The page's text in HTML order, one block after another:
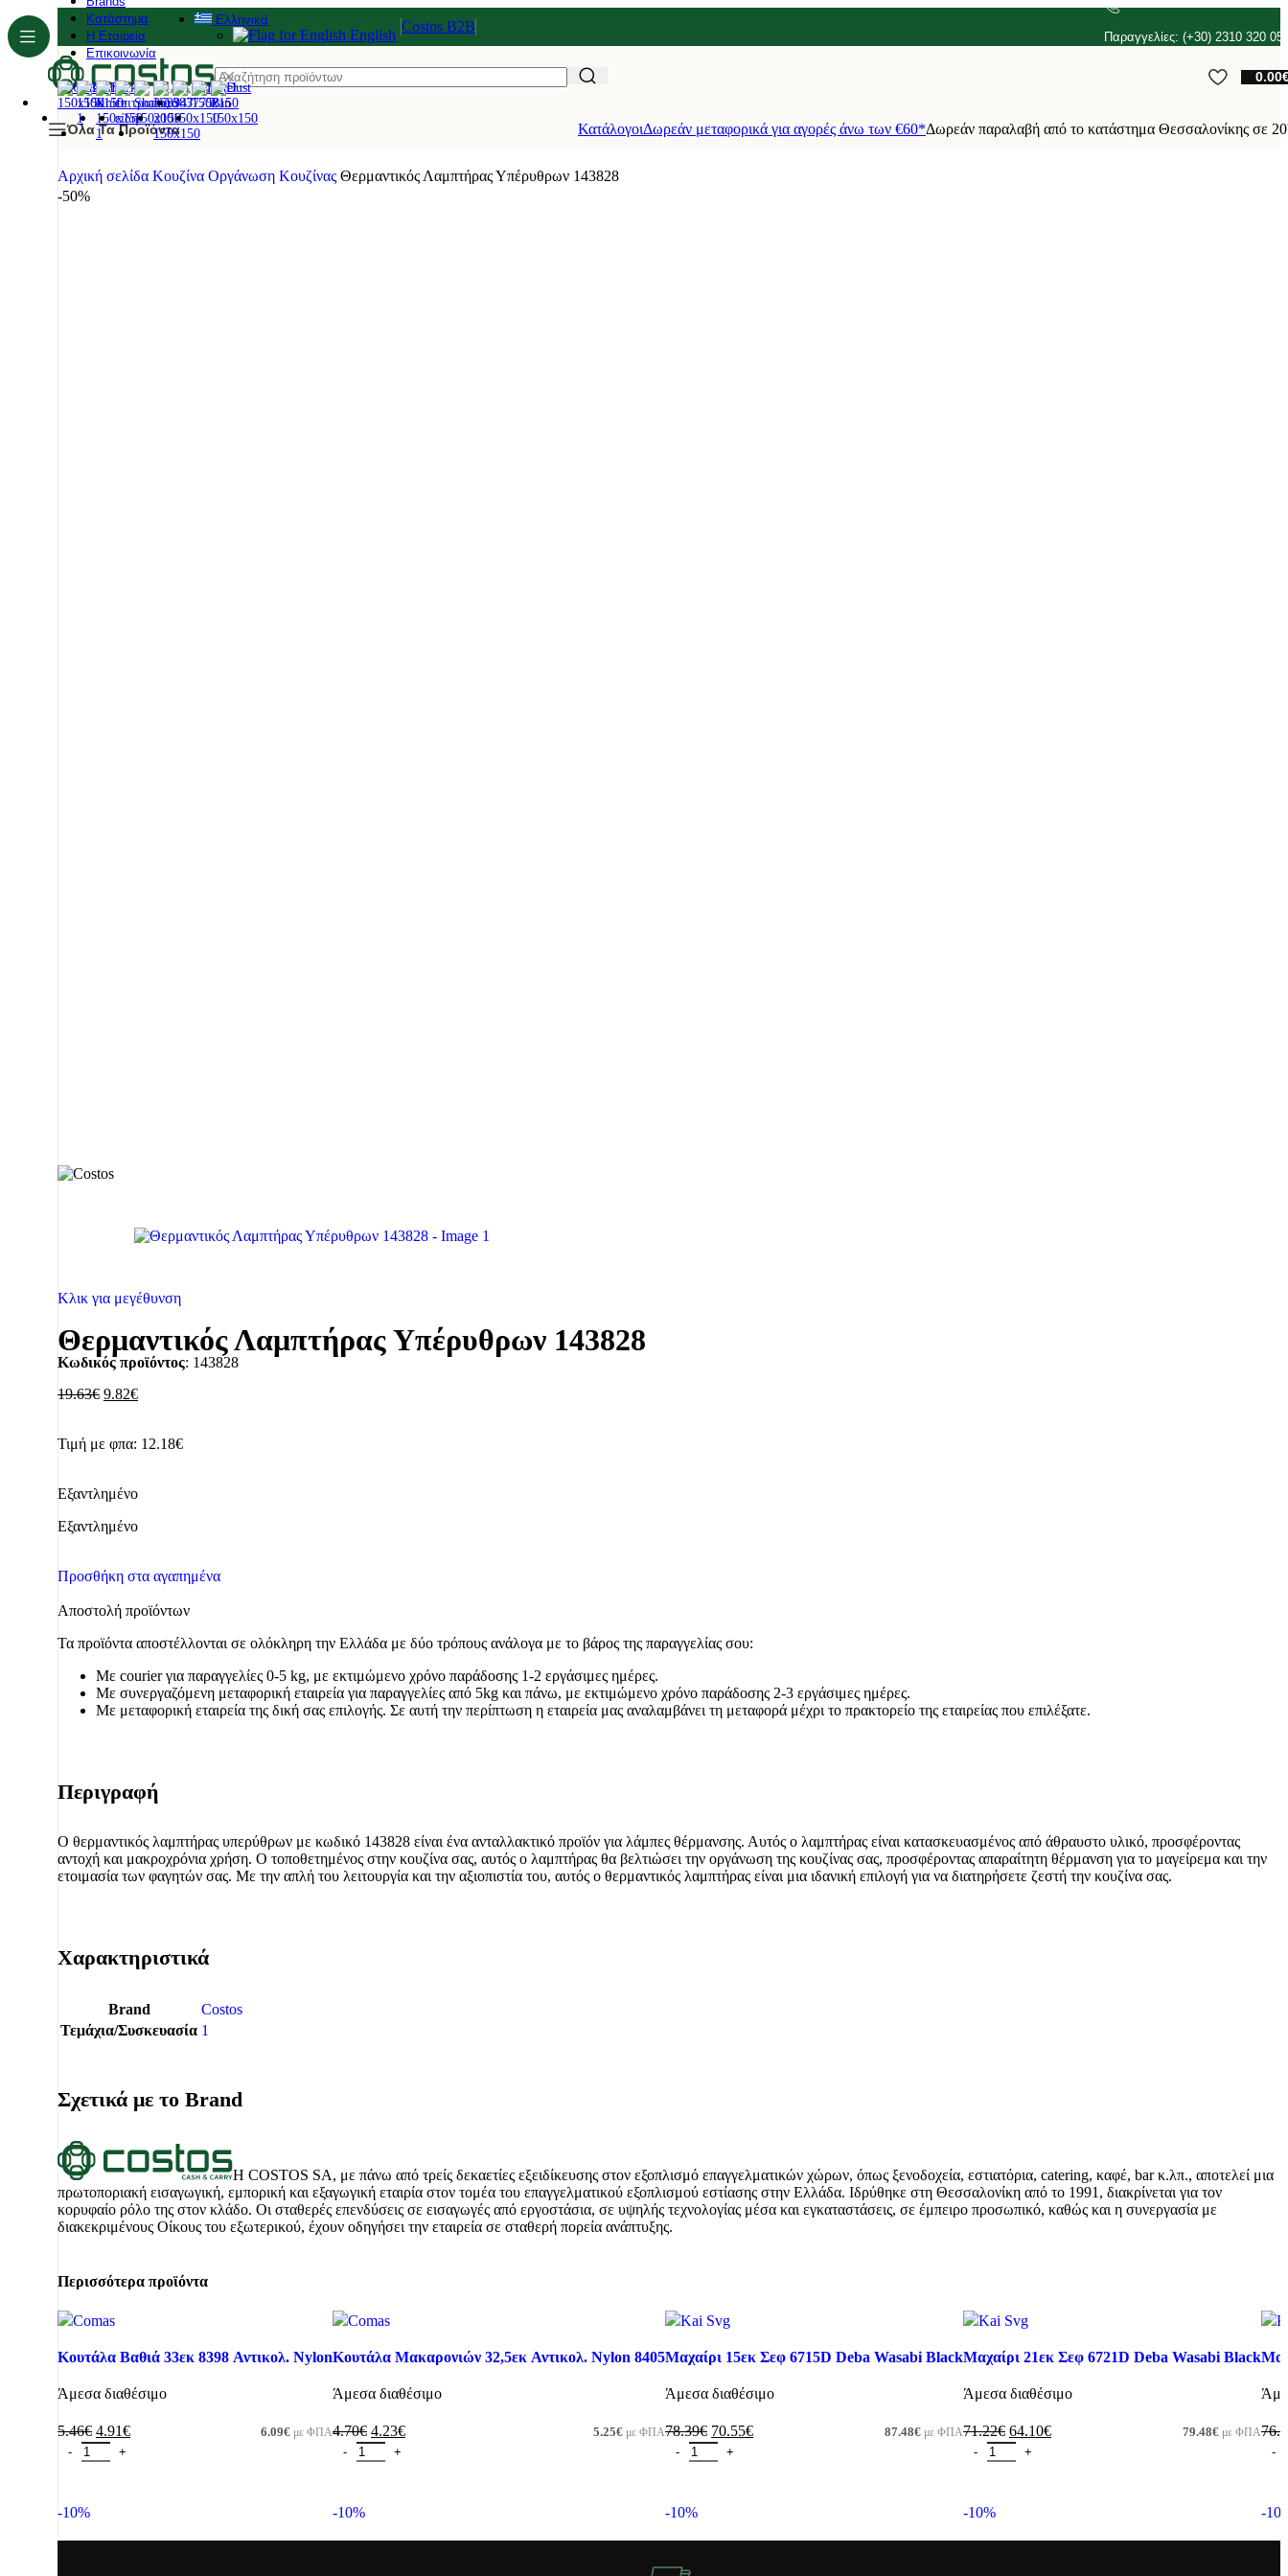
Κατάστημα
Η Εταιρεία
Επικοινωνία
Ελληνικά
English Costos Β2Β
Παραγγελίες: (+30) 2310 320
0.00
Όλα Τα Προϊόντα ΚατάλογοιΔωρεάν μεταφορικά για αγορές άνω των €60*Δωρεάν παραλαβή από το κατάστημα Θεσσαλονίκης σε
Αρχική σελίδα Κουζίνα Οργάνωση Κουζίνας Θερμαντικός Λαμπτήρας Υπέρυθρων 143828
-50%
Κλικ για μεγέθυνση
Θερμαντικός Λαμπτήρας Υπέρυθρων 143828
Κωδικός προϊόντος: 143828
19.63€ 9.82€
Τιμή με φπα: 12.18€
Εξαντλημένο
Εξαντλημένο
Προσθήκη στα αγαπημένα
Αποστολή προϊόντων
Τα προϊόντα αποστέλλονται σε ολόκληρη την Ελλάδα με δύο τρόπους ανάλογα με το βάρος της παραγγελίας σου:
Με courier για παραγγελίες 0-5 kg, με εκτιμώμενο χρόνο παράδοσης 1-2 εργάσιμες ημέρες.
Με συνεργαζόμενη μεταφορική εταιρεία για παραγγελίες από 5kg και πάνω, με εκτιμώμενο χρόνο παράδοσης 2-3 εργάσιμες ημέρες.
Με μεταφορική εταιρεία της δική σας επιλογής. Σε αυτή την περίπτωση η εταιρεία μας αναλαμβάνει τη μεταφορά μέχρι το πρακτορείο της εταιρείας που επιλέξατε.
Περιγραφή
Ο θερμαντικός λαμπτήρας υπερύθρων με κωδικό 143828 είναι ένα ανταλλακτικό προϊόν για λάμπες θέρμανσης. Αυτός ο λαμπτήρας είναι κατασκευασμένος από άθραυστο υλικό, προσφέροντας
αντοχή και μακροχρόνια χρήση. Ο τοποθετημένος στην κουζίνα σας, αυτός ο λαμπτήρας θα βελτιώσει την οργάνωση της κουζίνας σας, προσφέροντας απαραίτητη θέρμανση για το μαγείρεμα και την
ετοιμασία των φαγητών σας. Με την απλή του λειτουργία και την αξιοπιστία του, αυτός ο θερμαντικός λαμπτήρας είναι μια ιδανική επιλογή για να διατηρήσετε ζεστή την κουζίνα σας.
Χαρακτηριστικά
Brand
Costos
Τεμάχια/Συσκευασία 1
Σχετικά με το Brand
Η COSTOS SA, με πάνω από τρείς δεκαετίες εξειδίκευσης στον εξοπλισμό επαγγελματικών χώρων, όπως ξενοδοχεία, εστιατόρια, catering, καφέ, bar κ.λπ., αποτελεί μια
πρωτοποριακή εισαγωγική, εμπορική και εξαγωγική εταιρία στον τομέα του επαγγελματικού εξοπλισμού εστίασης στην Ελλάδα. Ιδρύθηκε στη Θεσσαλονίκη από το 1991, διακρίνεται για τον
κορυφαίο ρόλο της στον κλάδο. Οι σταθερές επενδύσεις σε εισαγωγές από εργοστάσια, σε υψηλής τεχνολογίας μέσα και εγκαταστάσεις, σε έμπειρο προσωπικό, καθώς και η συνεργασία με
διακεκριμένους Οίκους του εξωτερικού, έχουν οδηγήσει την εταιρεία σε σταθερή πορεία ανάπτυξης.
Περισσότερα προϊόντα
-10%
Κουτάλα Βαθιά 33εκ 8398 Αντικολ. Nylon
Άμεσα διαθέσιμο
5.46€ 4.91€ 6.09€ με ΦΠΑ
-10%
Κουτάλα Μακαρονιών 32,5εκ Αντικολ. Nylon 8405
Άμεσα διαθέσιμο
4.70€ 4.23€ 5.25€ με ΦΠΑ
-10%
Μαχαίρι 15εκ Σεφ 6715D Deba Wasabi Black
Άμεσα διαθέσιμο
78.39€ 70.55€ 87.48€ με ΦΠΑ
-10%
Μαχαίρι 21εκ Σεφ 6721D Deba Wasabi Black
Άμεσα διαθέσιμο
71.22€ 64.10€ 79.48€ με ΦΠΑ
-